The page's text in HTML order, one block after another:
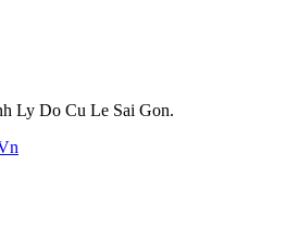
Ly Do Cu Le Sai Gon.